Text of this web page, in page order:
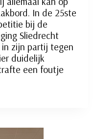
In de 25ste
bij de
Sliedrecht
zijn partij tegen
duidelijk
een foutje